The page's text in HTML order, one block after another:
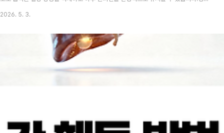
점심 식사 후 갑자기 쏟아지는 졸음 때문에 업무에 집중하기 힘들었던 적 있으신가요?
혈당 변동 문제를 겪고 있다고 해요. 저도 예전엔 무조건 굶거나 참는 게 답인 줄 알았는
데, 직접 겪어보니 똑똑하게 먹는 '순서'와 '시간'이 훨씬 중요하더라고요. 복잡한 이론 대
신 당장 내일 아침부터 따라 할 수 있는 아주 현실적인 혈당 루틴을 제가 직접 실천하며
2026. 5. 3.